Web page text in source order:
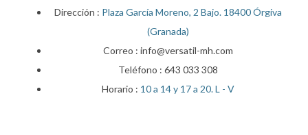
Dirección : Plaza García Moreno, 2 Bajo. 18400 Órgiva
(Granada)
Correo : info@versatil-mh.com
Teléfono : 643 033 308
Horario : 10 a 14 y 17 a 20. L - V